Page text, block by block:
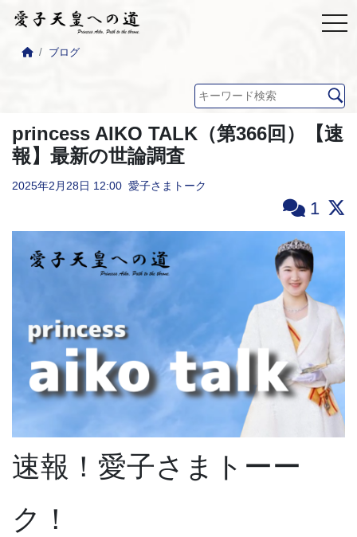
ブログ
princess AIKO TALK（第366回）【速
報】最新の世論調査
2025年2月28日 12:00 愛子さまトーク
1
速報！愛子さまトーー
ク！